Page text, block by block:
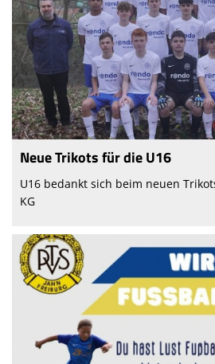
Neue Trikots für die U16
U16 bedankt sich beim neuen
KG